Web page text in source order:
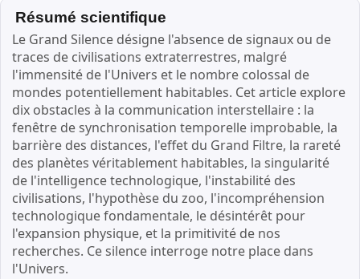
Résumé scientifique
Le Grand Silence désigne l'absence de signaux ou de
traces de civilisations extraterrestres, malgré
l'immensité de l'Univers et le nombre colossal de
mondes potentiellement habitables. Cet article explore
dix obstacles à la communication interstellaire : la
fenêtre de synchronisation temporelle improbable, la
barrière des distances, l'effet du Grand Filtre, la rareté
des planètes véritablement habitables, la singularité
de l'intelligence technologique, l'instabilité des
civilisations, l'hypothèse du zoo, l'incompréhension
technologique fondamentale, le désintérêt pour
l'expansion physique, et la primitivité de nos
recherches. Ce silence interroge notre place dans
l'Univers.